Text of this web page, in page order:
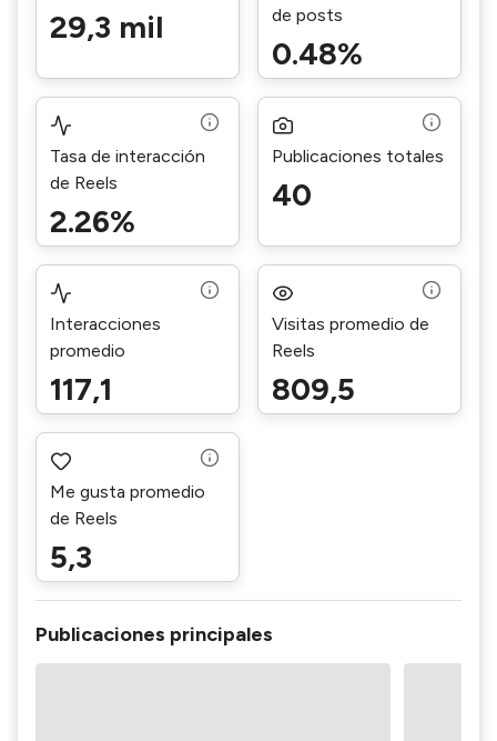
29,3 mil
de posts
0.48%
Tasa de interacción
de Reels
2.26%
Publicaciones totales
40
Interacciones
promedio
117,1
Visitas promedio de
Reels
809,5
Me gusta promedio
de Reels
5,3
Publicaciones principales